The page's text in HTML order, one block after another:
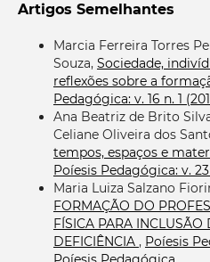
Artigos Semelhantes
Marcia Ferreira Torres
Souza, Sociedade,
reflexões sobre a
Pedagógica: v. 16 n. 1
Ana Beatriz de Brito
Celiane Oliveira dos
tempos, espaços e
Poíesis Pedagógica: v.
Maria Luiza Salzano
FORMAÇÃO DO
FÍSICA PARA INCLUSÃO
DEFICIÊNCIA , Poíesis